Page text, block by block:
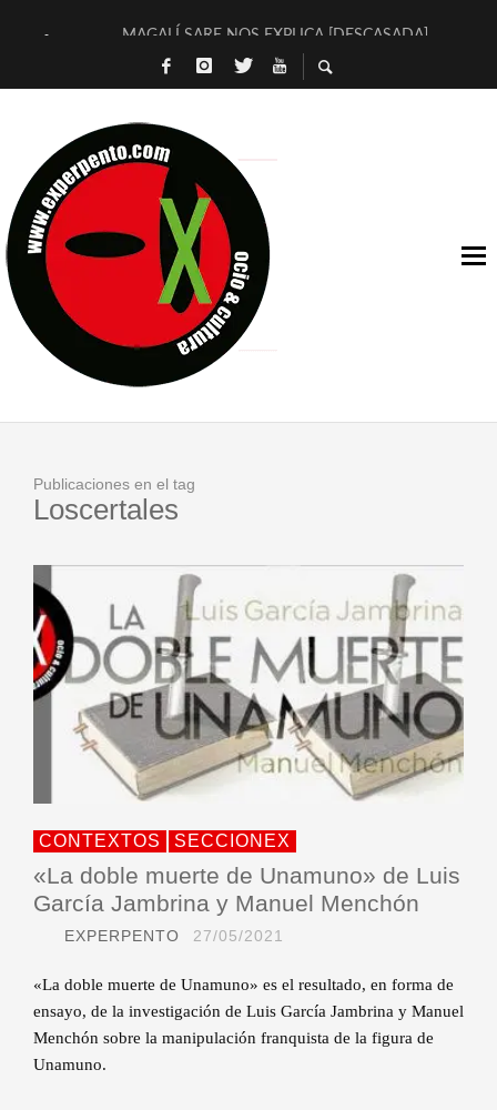
MAGALÍ SARE NOS EXPLICA [DESCASADA]
«NO TENGO PUTOS SUEÑOS»
[LA BOLA NEGRA] DE JAVIER CALVO Y JAVIER AMBROSSI
OSLO OVNIES LLEGAN CORRIENDO A ARANDA
FÉLIX CALVO NOS PRESENTA [LAS PALMERAS] (NOVELA
[EL SER QUERIDO] DE RODRIGO SOROGOYEN
ENTREVISTA A IVÁN HUMANES POR [EL LIBRO ROJO]
ARRABAL, ARRABAL, ARRABAL, ARRABEAUX
Publicaciones en el tag
Loscertales
CONTEXTOS SECCIONEX
«La doble muerte de Unamuno» de Luis
García Jambrina y Manuel Menchón
EXPERPENTO 27/05/2021
«La doble muerte de Unamuno» es el resultado, en forma de
ensayo, de la investigación de Luis García Jambrina y Manuel
Menchón sobre la manipulación franquista de la figura de
Unamuno.